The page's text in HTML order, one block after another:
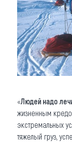
«Людей надо
жизненным кредо
экстремальных
тяжелый груз,